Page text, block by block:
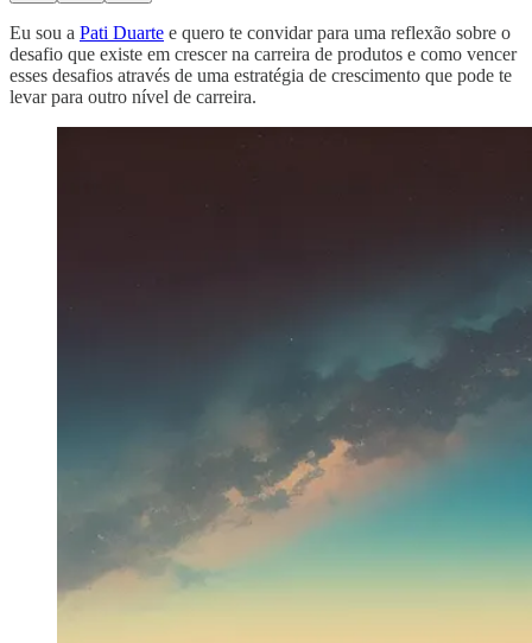
Eu sou a Pati Duarte e quero te convidar para uma reflexão sobre o
desafio que existe em crescer na carreira de produtos e como vencer
esses desafios através de uma estratégia de crescimento que pode te
levar para outro nível de carreira.